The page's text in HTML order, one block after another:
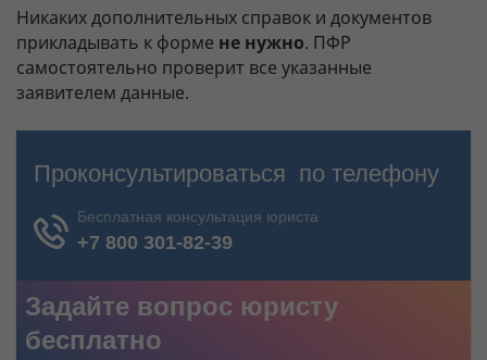
Никаких дополнительных справок и документов
прикладывать к форме не нужно. ПФР
самостоятельно проверит все указанные
заявителем данные.